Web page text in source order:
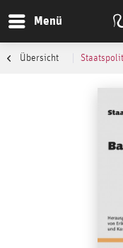
Menü
Übersicht